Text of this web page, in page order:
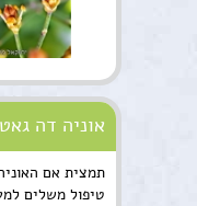
אוניה דה
טיפול משלים